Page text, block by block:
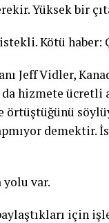
Yüksek bir
Kötü haber:
Jeff Vidler,
da hizmete
demektir.
var.
için